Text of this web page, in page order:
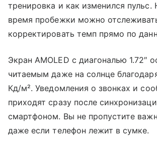
тренировка и как изменился пульс.
время пробежки можно
корректировать темп прямо по
Экран AMOLED с диагональю 1.72″
читаемым даже на солнце
Кд/м². Уведомления о звонках и
приходят сразу после
смартфоном. Вы не пропустите
даже если телефон лежит в сумке.